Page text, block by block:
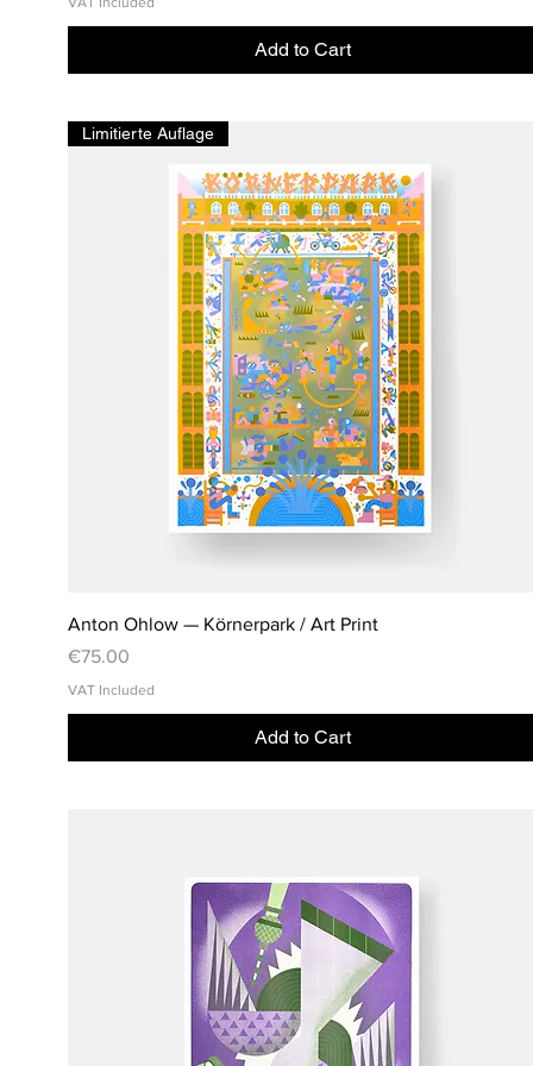
Add to Cart
Limitierte Auflage
Anton Ohlow — Körnerpark / Art Print
Price
€75.00
VAT Included
Add to Cart